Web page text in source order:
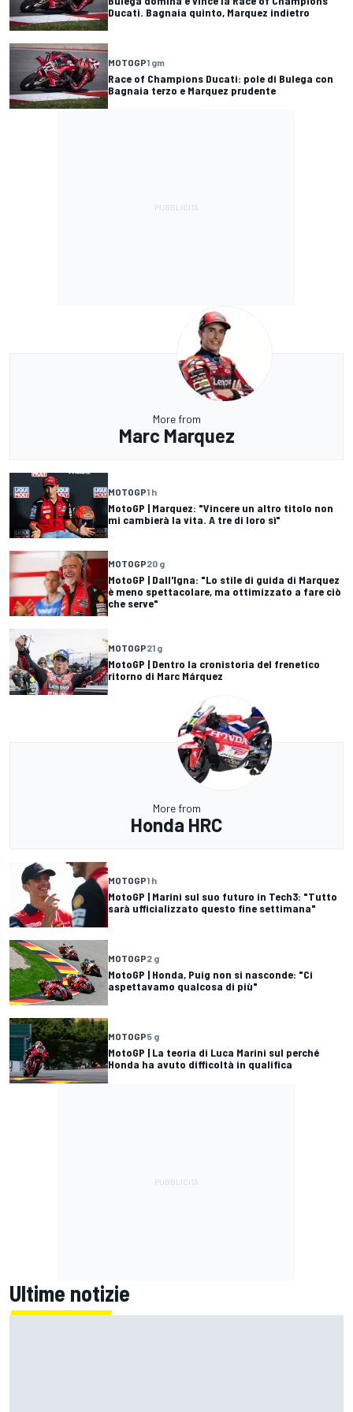
Ducati. Bagnaia quinto, Marquez indietro
MOTOGP1 gm
Race of Champions Ducati: pole di Bulega con
Bagnaia terzo e Marquez prudente
More from
Marc Marquez
MOTOGP1 h
MotoGP | Marquez: "Vincere un altro titolo non
mi cambierà la vita. A tre di loro sì"
MOTOGP20 g
MotoGP | Dall'Igna: "Lo stile di guida di Marquez
è meno spettacolare, ma ottimizzato a fare ciò
che serve"
MOTOGP21 g
MotoGP | Dentro la cronistoria del frenetico
ritorno di Marc Márquez
More from
Honda HRC
MOTOGP1 h
MotoGP | Marini sul suo futuro in Tech3: "Tutto
sarà ufficializzato questo fine settimana"
MOTOGP2 g
MotoGP | Honda, Puig non si nasconde: "Ci
aspettavamo qualcosa di più"
MOTOGP5 g
MotoGP | La teoria di Luca Marini sul perché
Honda ha avuto difficoltà in qualifica
Ultime notizie